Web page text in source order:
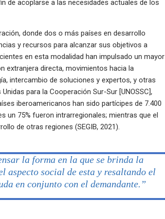
de acoplarse a las necesidades actuales de los
donde dos o más países en desarrollo
y recursos para alcanzar sus objetivos a
en esta modalidad han impulsado un mayor
extranjera directa, movimientos hacia la
intercambio de soluciones y expertos, y otras
para la Cooperación Sur-Sur [UNOSSC],
iberoamericanos han sido partícipes de 7.400
un 75% fueron intrarregionales; mientras que el
de otras regiones (SEGIB, 2021).
la forma en la que se brinda la
aspecto social de esta y resaltando el
en conjunto con el demandante.”